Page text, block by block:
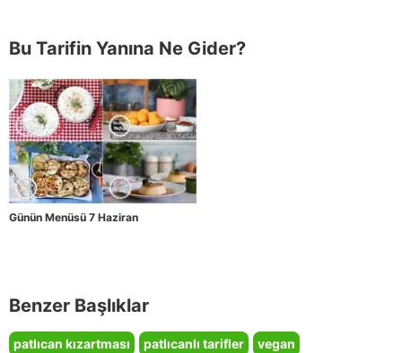
Bu Tarifin Yanına Ne Gider?
Günün Menüsü 7 Haziran
Benzer Başlıklar
patlıcan kızartması patlıcanlı tarifler
vegan